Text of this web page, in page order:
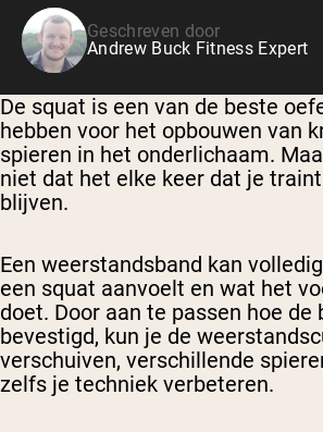
Geschreven door
Andrew Buck Fitness Expert
De squat is een van de beste
hebben voor het opbouwen van
spieren in het onderlichaam.
niet dat het elke keer dat je
blijven.
Een weerstandsband kan
een squat aanvoelt en wat het
doet. Door aan te passen hoe de
bevestigd, kun je de
verschuiven, verschillende
zelfs je techniek verbeteren.